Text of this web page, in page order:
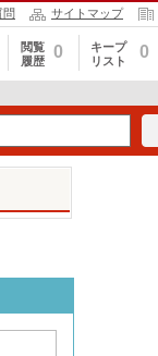
問 サイトマップ
閲覧
履歴
0
キープ
リスト
0